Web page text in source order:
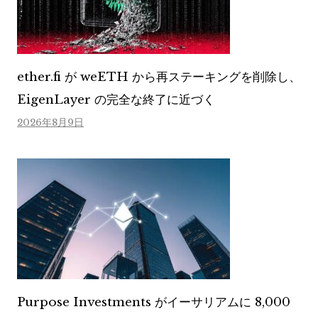
ether.fi が weETH から再ステーキングを削除し、
EigenLayer の完全な終了に近づく
2026年8月9日
Purpose Investments がイーサリアムに 8,000